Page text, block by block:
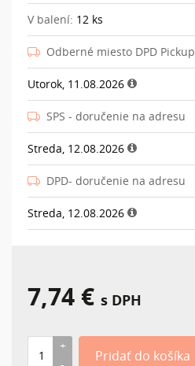
V balení: 12 ks
Odberné miesto DPD Pickup
Utorok, 11.08.2026
SPS - doručenie na adresu
Streda, 12.08.2026
DPD- doručenie na adresu
Streda, 12.08.2026
7,74 € s DPH